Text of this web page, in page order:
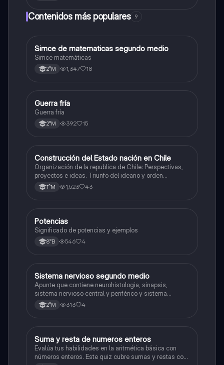
Contenidos más populares 9
Matemáticas
Simce de matematicas segundo medio
Simce matemáticas
2°M 1,347 18
Historia
Guerra fría
Guerra fría
2°M 392 15
Historia
Construcción del Estado nación en Chile
Organización de la republica de Chile: Perspectivas,
proyectos e ideas. Triunfo del ideario y orden
conservador. Constitución de 1833. "Era Portaliana"
1°M 1,523 43
Matemáticas
Potencias
Significado de potencias y ejemplos
8°B 546 4
Biología
Sistema nervioso segundo medio
Apunte que contiene neurohistologia, sinapsis,
sistema nervioso central y periférico y sistema
endocrino
2°M 313 4
SMatemáticas
Suma y resta de numeros enteros
Evalúa tus habilidades en la aritmética básica con
números enteros. Este quiz cubre sumas y restas con